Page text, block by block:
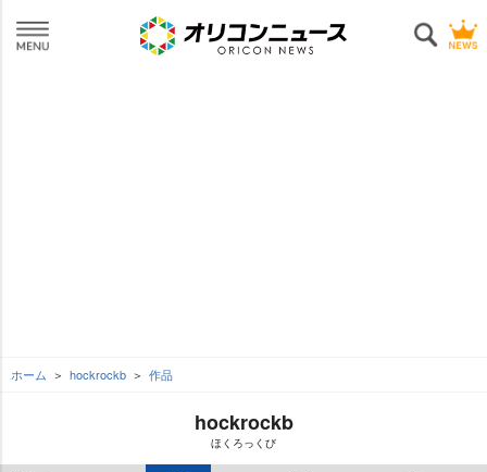
ホーム hockrockb 作品
hockrockb
ほくろっくび